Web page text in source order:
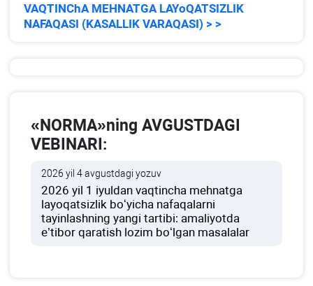
VAQTINChA MEHNATGA LAYoQATSIZLIK
NAFAQASI (KASALLIK VARAQASI) > >
«NORMA»ning AVGUSTDAGI
VEBINARI:
2026 yil 4 avgustdagi yozuv
2026 yil 1 iyuldan vaqtincha mehnatga
layoqatsizlik boʻyicha nafaqalarni
tayinlashning yangi tartibi: amaliyotda
e’tibor qaratish lozim boʻlgan masalalar